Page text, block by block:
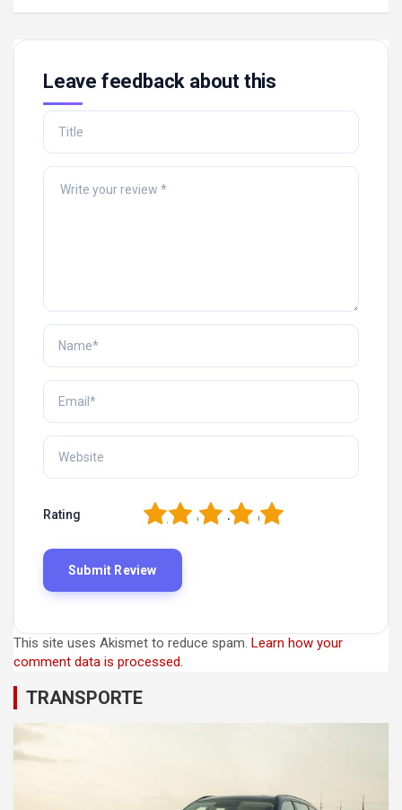
Leave feedback about this
Rating 5
4
3
2
This site uses Akismet to reduce spam. Learn how your
comment data is processed.
TRANSPORTE